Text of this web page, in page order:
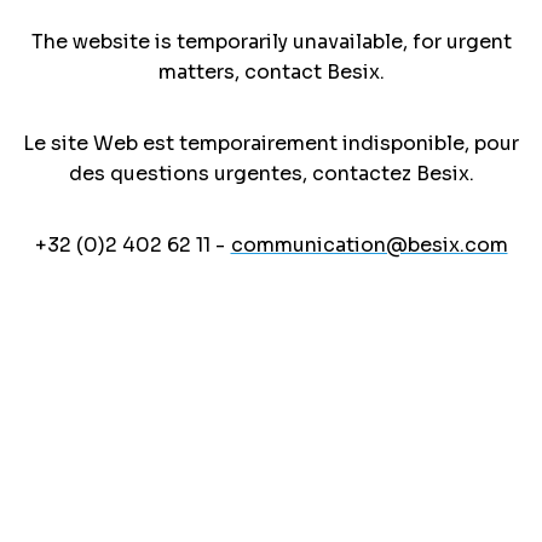
The website is temporarily unavailable, for urgent
matters, contact Besix.
Le site Web est temporairement indisponible, pour
des questions urgentes, contactez Besix.
+32 (0)2 402 62 11 - communication@besix.com